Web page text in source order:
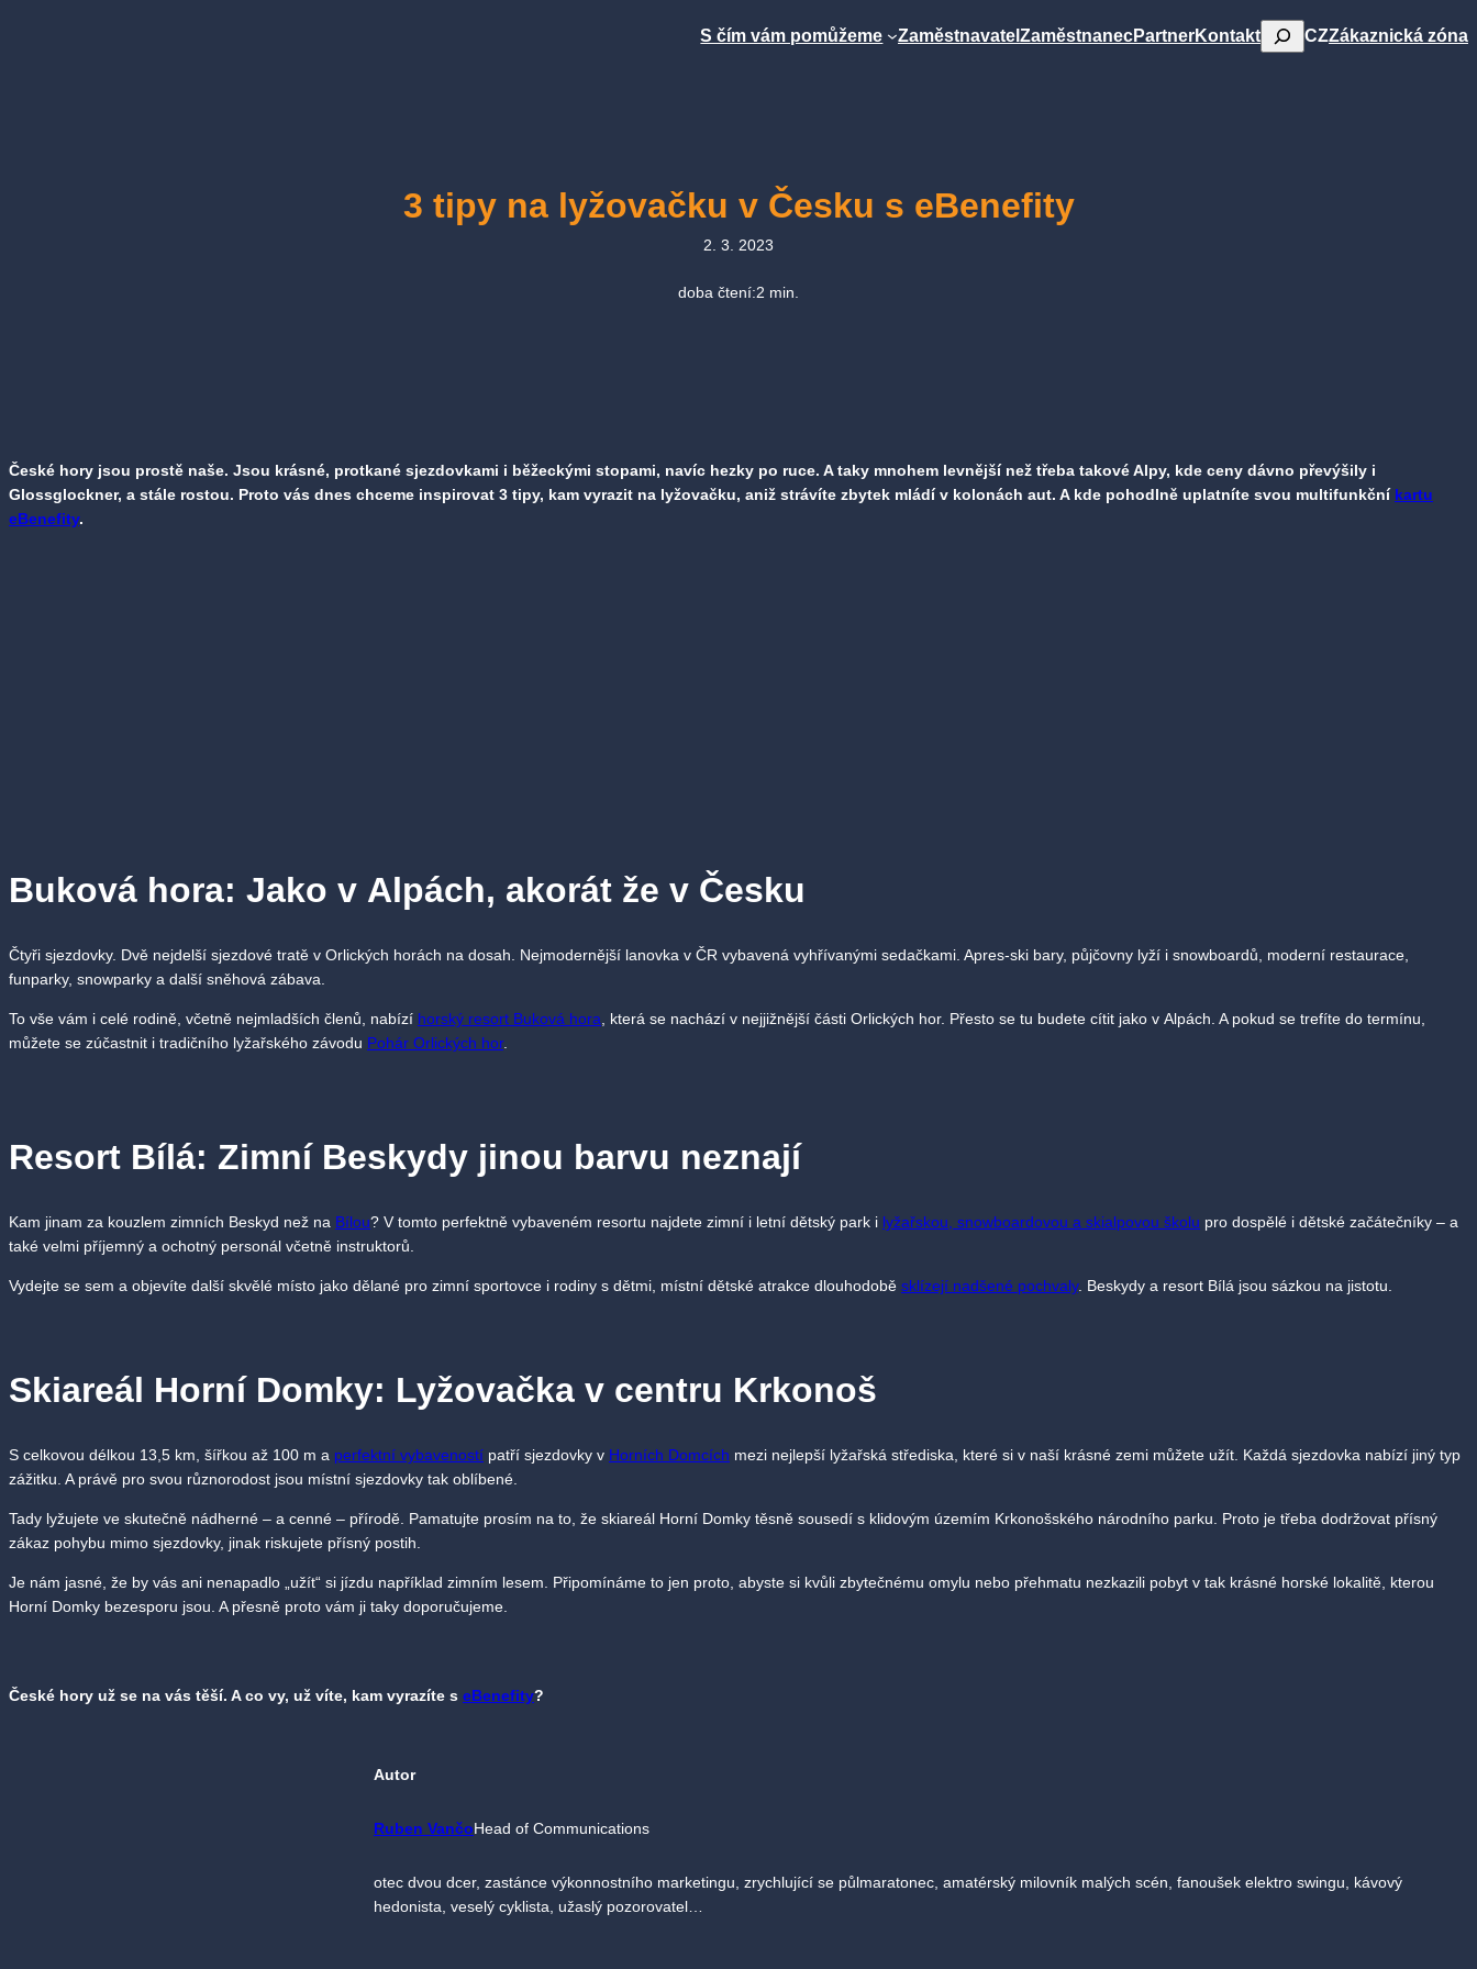
S čím vám pomůžeme Zaměstnavatel ZaměstnanecPartnerKontaktHledatCZZákaznická zóna
3 tipy na lyžovačku v Česku s eBenefity
2. 3. 2023
doba čtení:2 min.
České hory jsou prostě naše. Jsou krásné, protkané sjezdovkami i běžeckými stopami, navíc hezky po ruce. A taky mnohem levnější než třeba takové Alpy, kde ceny dávno převýšily i
Glossglockner, a stále rostou. Proto vás dnes chceme inspirovat 3 tipy, kam vyrazit na lyžovačku, aniž strávíte zbytek mládí v kolonách aut. A kde pohodlně uplatníte svou multifunkční kartu
eBenefity.
Buková hora: Jako v Alpách, akorát že v Česku
Čtyři sjezdovky. Dvě nejdelší sjezdové tratě v Orlických horách na dosah. Nejmodernější lanovka v ČR vybavená vyhřívanými sedačkami. Apres-ski bary, půjčovny lyží i snowboardů, moderní restaurace,
funparky, snowparky a další sněhová zábava.
To vše vám i celé rodině, včetně nejmladších členů, nabízí horský resort Buková hora , která se nachází v nejjižnější části Orlických hor. Přesto se tu budete cítit jako v Alpách. A pokud se trefíte do termínu,
můžete se zúčastnit i tradičního lyžařského závodu Pohár Orlických hor.
Resort Bílá: Zimní Beskydy jinou barvu neznají
Kam jinam za kouzlem zimních Beskyd než na Bílou? V tomto perfektně vybaveném resortu najdete zimní i letní dětský park i lyžařskou, snowboardovou a skialpovou školu pro dospělé i dětské začátečníky – a
také velmi příjemný a ochotný personál včetně instruktorů.
Vydejte se sem a objevíte další skvělé místo jako dělané pro zimní sportovce i rodiny s dětmi, místní dětské atrakce dlouhodobě sklízejí nadšené pochvaly. Beskydy a resort Bílá jsou sázkou na jistotu.
Skiareál Horní Domky: Lyžovačka v centru Krkonoš
S celkovou délkou 13,5 km, šířkou až 100 m a perfektní vybaveností patří sjezdovky v Horních Domcích mezi nejlepší lyžařská střediska, které si v naší krásné zemi můžete užít. Každá sjezdovka nabízí jiný typ
zážitku. A právě pro svou různorodost jsou místní sjezdovky tak oblíbené.
Tady lyžujete ve skutečně nádherné – a cenné – přírodě. Pamatujte prosím na to, že skiareál Horní Domky těsně sousedí s klidovým územím Krkonošského národního parku. Proto je třeba dodržovat přísný
zákaz pohybu mimo sjezdovky, jinak riskujete přísný postih.
Je nám jasné, že by vás ani nenapadlo „užít“ si jízdu například zimním lesem. Připomínáme to jen proto, abyste si kvůli zbytečnému omylu nebo přehmatu nezkazili pobyt v tak krásné horské lokalitě, kterou
Horní Domky bezesporu jsou. A přesně proto vám ji taky doporučujeme.
České hory už se na vás těší. A co vy, už víte, kam vyrazíte s eBenefity?
Autor
Ruben VančoHead of Communications
otec dvou dcer, zastánce výkonnostního marketingu, zrychlující se půlmaratonec, amatérský milovník malých scén, fanoušek elektro swingu, kávový
hedonista, veselý cyklista, užaslý pozorovatel…